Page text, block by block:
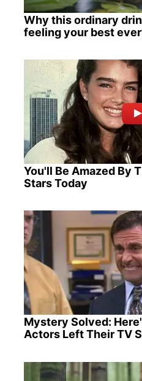
Why this ordinary
feeling your best
You'll Be Amazed By
Stars Today
Mystery Solved:
Actors Left Their TV